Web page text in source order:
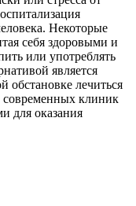
Некоторые
себя здоровыми и
или употреблять
является
обстановке лечиться
современных клиник
для оказания